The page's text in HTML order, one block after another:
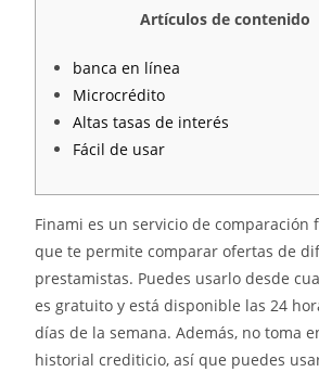
Artículos de contenido
banca en línea
Microcrédito
Altas tasas de interés
Fácil de usar
Finami es un servicio de comparación
que te permite comparar ofertas de
prestamistas. Puedes usarlo desde
es gratuito y está disponible las 24
días de la semana.Además, no toma
historial crediticio, así que puedes